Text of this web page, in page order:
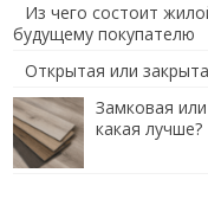
Из чего состоит
будущему покупателю
Открытая или
Замковая
какая лучше?